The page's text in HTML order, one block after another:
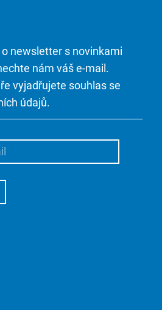
newsletter s novinkami
nám váš e-mail.
vyjadřujete souhlas se
údajů.